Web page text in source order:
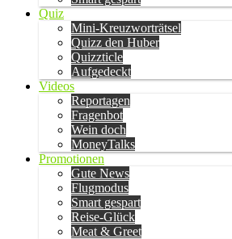
Quiz
Mini-Kreuzworträtsel
Quizz den Huber
Quizzticle
Aufgedeckt
Videos
Reportagen
Fragenbot
Wein doch
MoneyTalks
Promotionen
Gute News
Flugmodus
Smart gespart
Reise-Glück
Meat & Greet